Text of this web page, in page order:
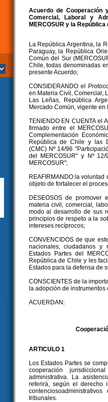
Acuerdo de Cooperación
Comercial, Laboral y
MERCOSUR y la
La República Argentina, la
Paraguay, la República
Común del Sur
Chile, todas denominadas
presente Acuerdo;
CONSIDERANDO el
en Materia Civil, Comercial,
Las Leñas, República
Mercado Común, vigente
TENIENDO EN CUENTA el
firmado entre el
Complementación
República de Chile y las
(CMC) Nº 14/96
del MERCOSUR" y Nº
MERCOSUR";
REAFIRMANDO la
objeto de fortalecer el
DESEOSOS de
materia civil, comercial,
modo al desarrollo de sus
principios de respeto a la
intereses recíprocos;
CONVENCIDOS de que
nacionales, ciudadanos y
Estados Partes del
República de Chile y les
Estados para la defensa de
CONSCIENTES de la
la adopción de
ACUERDAN:
ARTICULO 1
Los Estados Partes se
cooperación
administrativa. La
referirá, según el derecho
tribunales.